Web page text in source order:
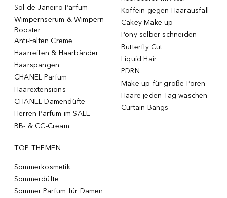
Sol de Janeiro Parfum
Wimpernserum & Wimpern-
Booster
Anti-Falten Creme
Haarreifen & Haarbänder
Haarspangen
CHANEL Parfum
Haarextensions
CHANEL Damendüfte
Herren Parfum im SALE
BB- & CC-Cream
Koffein gegen Haarausfall
Cakey Make-up
Pony selber schneiden
Butterfly Cut
Liquid Hair
PDRN
Make-up für große Poren
Haare jeden Tag waschen
Curtain Bangs
TOP THEMEN
Sommerkosmetik
Sommerdüfte
Sommer Parfum für Damen